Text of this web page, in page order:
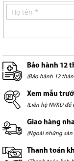
Bảo hành 12
(Bảo hành 12
Xem mẫu
(Liên hệ NVKD
Giao hàng
(Ngoài những sản
Thanh toán